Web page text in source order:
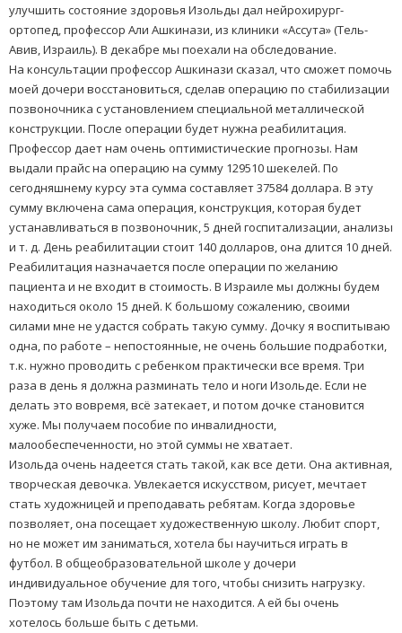
улучшить состояние здоровья Изольды дал нейрохирург-
ортопед, профессор Али Ашкинази, из клиники «Ассута» (Тель-
Авив, Израиль). В декабре мы поехали на обследование.
На консультации профессор Ашкинази сказал, что сможет помочь
моей дочери восстановиться, сделав операцию по стабилизации
позвоночника с установлением специальной металлической
конструкции. После операции будет нужна реабилитация.
Профессор дает нам очень оптимистические прогнозы. Нам
выдали прайс на операцию на сумму 129510 шекелей. По
сегодняшнему курсу эта сумма составляет 37584 доллара. В эту
сумму включена сама операция, конструкция, которая будет
устанавливаться в позвоночник, 5 дней госпитализации, анализы
и т. д. День реабилитации стоит 140 долларов, она длится 10 дней.
Реабилитация назначается после операции по желанию
пациента и не входит в стоимость. В Израиле мы должны будем
находиться около 15 дней. К большому сожалению, своими
силами мне не удастся собрать такую сумму. Дочку я воспитываю
одна, по работе – непостоянные, не очень большие подработки,
т.к. нужно проводить с ребенком практически все время. Три
раза в день я должна разминать тело и ноги Изольде. Если не
делать это вовремя, всё затекает, и потом дочке становится
хуже. Мы получаем пособие по инвалидности,
малообеспеченности, но этой суммы не хватает.
Изольда очень надеется стать такой, как все дети. Она активная,
творческая девочка. Увлекается искусством, рисует, мечтает
стать художницей и преподавать ребятам. Когда здоровье
позволяет, она посещает художественную школу. Любит спорт,
но не может им заниматься, хотела бы научиться играть в
футбол. В общеобразовательной школе у дочери
индивидуальное обучение для того, чтобы снизить нагрузку.
Поэтому там Изольда почти не находится. А ей бы очень
хотелось больше быть с детьми.